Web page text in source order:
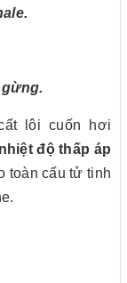
lôi cuốn hơi
độ thấp áp
toàn cấu tử tinh